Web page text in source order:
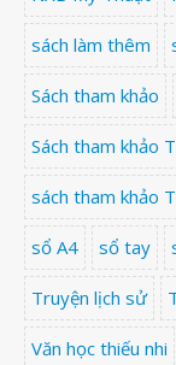
sách làm thêm
Sách tham khảo
Sách tham khảo
sách tham khảo
sổ A4 sổ tay
Truyện lịch sử
Văn học thiếu nhi